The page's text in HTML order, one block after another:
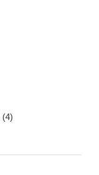
(4)